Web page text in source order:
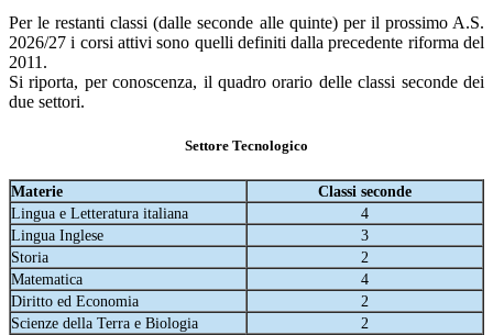
Per le restanti classi (dalle seconde alle quinte) per il prossimo A.S.
2026/27 i corsi attivi sono quelli definiti dalla precedente riforma del
2011.
Si riporta, per conoscenza, il quadro orario delle classi seconde dei
due settori.
Settore Tecnologico
Materie
Classi seconde
Lingua e Letteratura italiana
4
Lingua Inglese
3
Storia
2
Matematica
4
Diritto ed Economia
2
Scienze della Terra e Biologia
2